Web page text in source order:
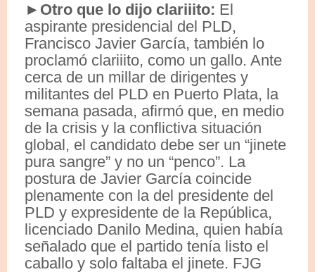
►Otro que lo dijo clariiito: El
aspirante presidencial del PLD,
Francisco Javier García, también lo
proclamó clariiito, como un gallo. Ante
cerca de un millar de dirigentes y
militantes del PLD en Puerto Plata, la
semana pasada, afirmó que, en medio
de la crisis y la conflictiva situación
global, el candidato debe ser un “jinete
pura sangre” y no un “penco”. La
postura de Javier García coincide
plenamente con la del presidente del
PLD y expresidente de la República,
licenciado Danilo Medina, quien había
señalado que el partido tenía listo el
caballo y solo faltaba el jinete. FJG